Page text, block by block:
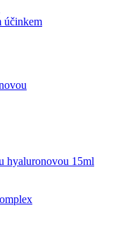
účinkem
hyaluronovou 15ml